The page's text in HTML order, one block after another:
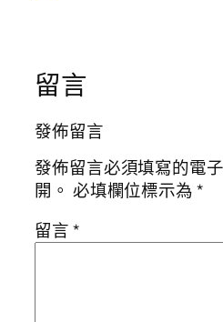
留言
發佈留言
發佈留言必須填寫的電
開。 必填欄位標示為*
留言*